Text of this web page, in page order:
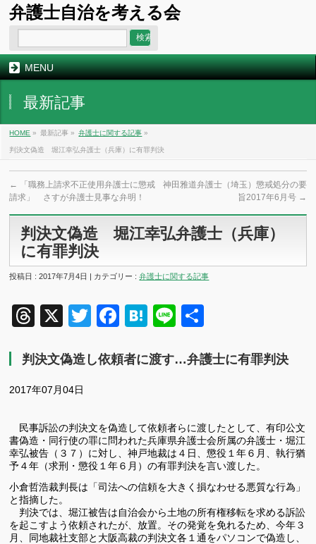
弁護士自治を考える会
MENU
最新記事
HOME » 最新記事 » 弁護士に関する記事 »
判決文偽造 堀江幸弘弁護士（兵庫）に有罪判決
←
「職務上請求不正使用弁護士に懲戒
請求」 さすが弁護士見事な弁明！
神田雅道弁護士（埼玉）懲戒処分の要
旨2017年6月号 →
判決文偽造 堀江幸弘弁護士（兵庫）
に有罪判決
投稿日 : 2017年7月4日 | カテゴリー :弁護士に関する記事
Threads
X TwitterFacebook
Hatena
Line
判決文偽造し依頼者に渡す…弁護士に有罪判決
2017年07月04日
民事訴訟の判決文を偽造して依頼者らに渡したとして、有印公文
書偽造・同行使の罪に問われた兵庫県弁護士会所属の弁護士・堀江
幸弘被告（３７）に対し、神戸地裁は４日、懲役１年６月、執行猶
予４年（求刑・懲役１年６月）の有罪判決を言い渡した。
小倉哲浩裁判長は「司法への信頼を大きく損なわせる悪質な行為」
と指摘した。
判決では、堀江被告は自治会から土地の所有権移転を求める訴訟
を起こすよう依頼されたが、放置。その発覚を免れるため、今年３
月、同地裁社支部と大阪高裁の判決文各１通をパソコンで偽造し、